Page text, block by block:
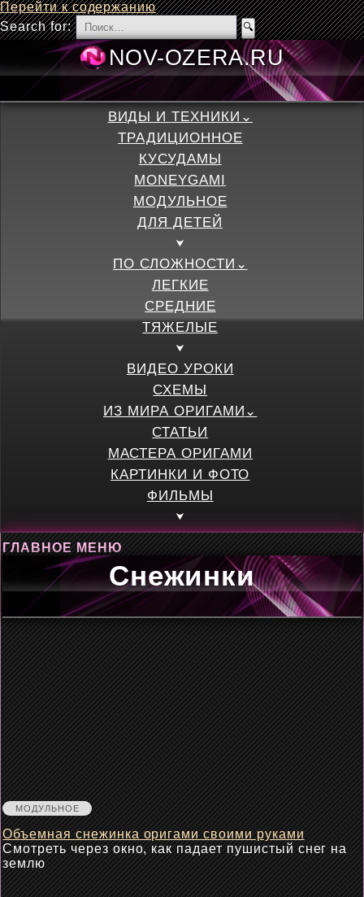
Перейти к содержанию
Search for:
NOV-
ВИДЫ И ТЕХНИКИ
ТРАДИЦИОННОЕ
КУСУДАМЫ
MONEYGAMI
МОДУЛЬНОЕ
ДЛЯ ДЕТЕЙ
ПО СЛОЖНОСТИ
ЛЕГКИЕ
СРЕДНИЕ
ТЯЖЕЛЫЕ
ВИДЕО УРОКИ
СХЕМЫ
ИЗ МИРА ОРИГАМИ
СТАТЬИ
МАСТЕРА ОРИГАМИ
КАРТИНКИ И ФОТО
ФИЛЬМЫ
ГЛАВНОЕ МЕНЮ
Снежинки
МОДУЛЬНОЕ
Объемная снежинка оригами своими руками
Смотреть через окно, как падает пушистый снег на
землю